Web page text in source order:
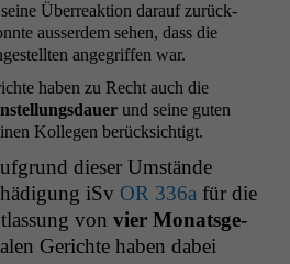
Über­reak­tion darauf zurück­
ausser­dem sehen, dass die
ange­grif­f­en war.
haben zu Recht auch die
und seine guten
Kol­le­gen berücksichtigt.
dieser Umstände
iSv OR 336a für die
von vier Monats­ge­
Gerichte haben dabei